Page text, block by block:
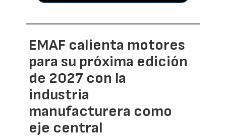
EMAF calienta motores
para su próxima edición
de 2027 con la
industria
manufacturera como
eje central